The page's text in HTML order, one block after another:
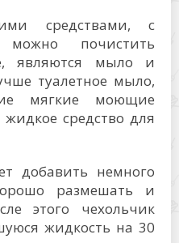
средствами, с
почистить
являются мыло и
туалетное мыло,
мягкие моющие
средство для
добавить немного
размешать и
этого чехольчик
жидкость на 30